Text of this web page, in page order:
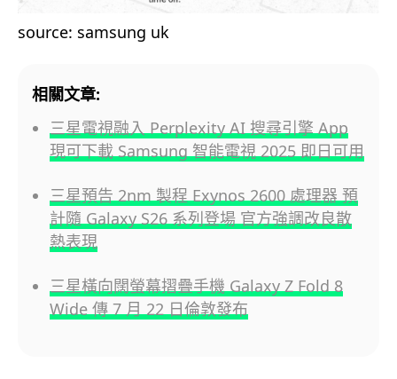
source: samsung uk
相關文章:
三星電視融入 Perplexity AI 搜尋引擎 App
現可下載 Samsung 智能電視 2025 即日可用
三星預告 2nm 製程 Exynos 2600 處理器 預
計隨 Galaxy S26 系列登場 官方強調改良散
熱表現
三星橫向闊螢幕摺疊手機 Galaxy Z Fold 8
Wide 傳 7 月 22 日倫敦發布